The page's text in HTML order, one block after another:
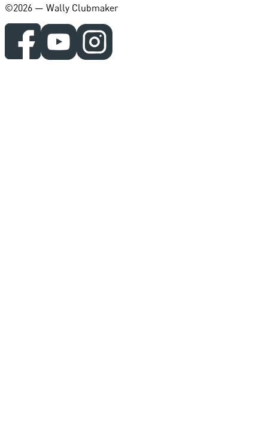
©️2026 — Wally Clubmaker